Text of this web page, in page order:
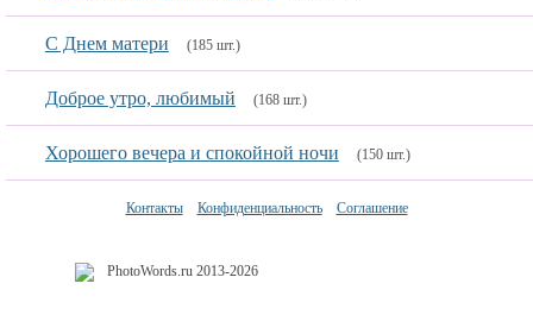
С Днем матери (185 шт.)
Доброе утро, любимый (168 шт.)
Хорошего вечера и спокойной ночи (150 шт.)
Контакты Конфиденциальность Соглашение
PhotoWords.ru 2013-2026